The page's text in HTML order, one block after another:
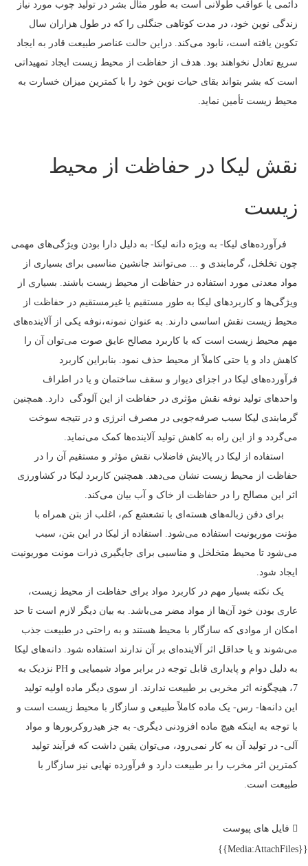
دائمی یا عواقب طولانی است به طور مثال بشر در تولید چوب مورد نیاز
زندگی نوین خود، در مدت کوتاهی جنگلی را که در طول هزاران سال
تکوین یافته است، نابود می‌کند. دراین حالت عناصر طبیعت قادر به ایجاد
سریع تعادل نخواهند بود. هدف از حفاظت از محیط زیست ایجاد تمهیداتی
است که بشر بتواند بقای حیات نوین خود را با کمترین میزان خسارت به
محیط زیست تأمین نماید.
نقش لیکا در حفاظت از محیط
زیست
فرآورده‌های لیکا- به ویژه دانه لیکا- به دلیل دارا بودن ویژگی‌های مهمی
چون تخلخل، گرمابندی و ... می‌توانند جانشین مناسبی برای بسیاری از
مواد معدنی مورد استفاده در حفاظت از محیط زیست باشند. بسیاری از
ویژگی‌ها و کاربردهای لیکا به طور مستقیم یا غیرمستقیم در حفاظت از
محیط زیست نقش اساسی دارند. به عنوان نمونه،‌نوفه یکی از آلاینده‌های
مهم محیط زیست است که با کاربرد مصالح عایق صوت می‌توان آن را
کاهش داد و یا حتی کاملاً از محیط حذف نمود. بنابراین کاربرد
فرآورده‌های لیکا در اجزای دیوار و سقف ساختمان و یا در اطراف
واحدهای تولید نوفه نقش مؤثری در حفاظت از این آلودگی دارد. همچنین
گرمابندی لیکا سبب صرفه‌جویی در مصرف انرژی و در نتیجه سوخت
می‌گردد و از این راه به کاهش تولید آلاینده‌ها کمک می‌نماید.
استفاده از لیکا در پالایش فاضلاب نقش مؤثر و مستقیم آن را در
حفاظت از محیط زیست نشان می‌دهد. همچنین کاربرد لیکا در کشاورزی
اثر این مصالح را در حفاظت از خاک و آب بیان می‌کند.
برای دفن زباله‌های هسته‌ای با تشعشع کم، اغلب از بتن همراه با
مؤنت موریونیت استفاده می‌شود. استفاده از لیکا در این بتن، سبب
می‌شود تا محیط متخلخل و مناسبی برای جایگیری ذرات مونت موریونیت
ایجاد شود.
یک نکته بسیار مهم در کاربرد مواد برای حفاظت از محیط زیست،
عاری بودن خود آ‌ن‌ها از مواد مضر می‌باشد. به بیان دیگر لازم است تا حد
امکان از موادی که سازگار با محیط هستند و به راحتی در طبیعت جذب
می‌شوند و یا حداقل اثر آلاینده‌ای بر آن ندارند استفاده شود. دانه‌های لیکا
به دلیل دوام و پایداری قابل توجه در برابر مواد شیمیایی و PH نزدیک به
7، هیچگونه اثر مخربی بر طبیعت ندارند. از سوی دیگر ماده اولیه تولید
این دانه‌ها- رس- یک ماده کاملاً طبیعی و سازگار با محیط زیست است و
با توجه به اینکه هیچ ماده افزودنی دیگری- به جز هیدروکربورها و مواد
آلی- در تولید آن به کار نمی‌رود، می‌توان یقین داشت که فرآیند تولید
کمترین اثر مخرب را بر طبیعت دارد و فرآورده نهایی نیز سازگار با
طبیعت است.
فایل های پیوست
{{Media:AttachFiles}}